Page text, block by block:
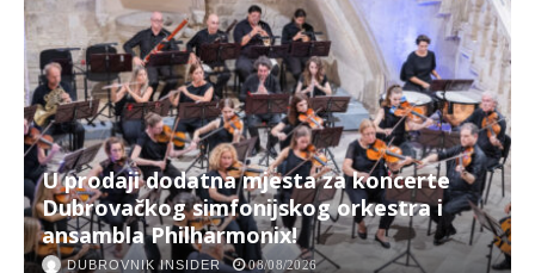
U prodaji dodatna mjesta za koncerte
Dubrovačkog simfonijskog orkestra i
ansambla Philharmonix!
DUBROVNIK INSIDER 08/08/2026